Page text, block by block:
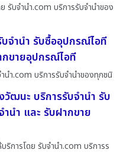
รับจํานํา.com บริการรับจำนำของ
จำนำ รับซื้ออุปกรณ์ไอที
กขายอุปกรณ์ไอที
นํา.com บริการรับจำนำของทุกชนิ
ฒนะ บริการรับจำนำ รับ
นำ และ รับฝากขาย
การโดย รับจํานํา.com บริการร